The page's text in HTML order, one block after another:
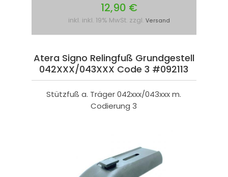
12,90 €
inkl. inkl. 19% MwSt. zzgl. Versand
Atera Signo Relingfuß Grundgestell
042XXX/043XXX Code 3 #092113
Stützfuß a. Träger 042xxx/043xxx m.
Codierung 3